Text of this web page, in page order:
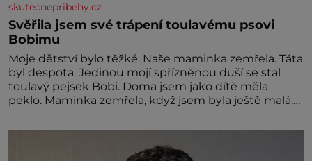
skutecnepribehy.cz
Svěřila jsem své trápení toulavému psovi
Bobimu
Moje dětství bylo těžké. Naše maminka zemřela. Táta
byl despota. Jedinou mojí spřízněnou duší se stal
toulavý pejsek Bobi. Doma jsem jako dítě měla
peklo. Maminka zemřela, když jsem byla ještě malá.
výplatu. Čtyři roky jsem chodila do školy u nás na
vesnici. Měli mě tam rádi, protože